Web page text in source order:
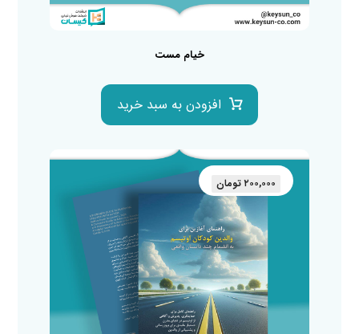
خیام مست
افزودن به سبد خرید
۲۰۰,۰۰۰ تومان